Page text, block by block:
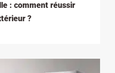
: comment réussir
?